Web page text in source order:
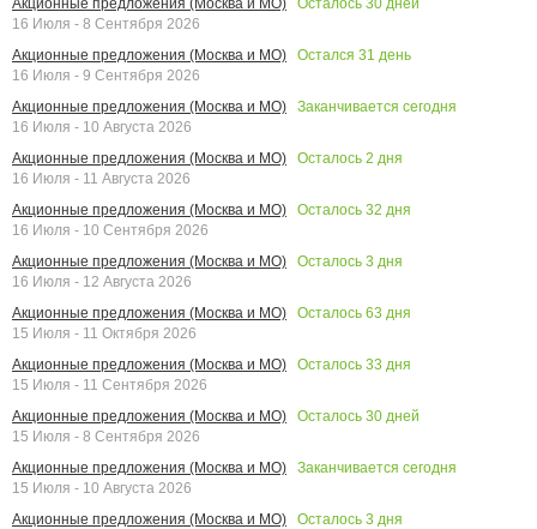
Акционные предложения (Москва и МО)
16 Июля - 8 Сентября 2026
Акционные предложения (Москва и МО)
Остался 31 день
16 Июля - 9 Сентября 2026
Акционные предложения (Москва и МО)
Заканчивается сегодня
16 Июля - 10 Августа 2026
Акционные предложения (Москва и МО)
Осталось 2 дня
16 Июля - 11 Августа 2026
Акционные предложения (Москва и МО)
Осталось 32 дня
16 Июля - 10 Сентября 2026
Акционные предложения (Москва и МО)
Осталось 3 дня
16 Июля - 12 Августа 2026
Акционные предложения (Москва и МО)
Осталось 63 дня
15 Июля - 11 Октября 2026
Акционные предложения (Москва и МО)
Осталось 33 дня
15 Июля - 11 Сентября 2026
Акционные предложения (Москва и МО)
Осталось 30 дней
15 Июля - 8 Сентября 2026
Акционные предложения (Москва и МО)
Заканчивается сегодня
15 Июля - 10 Августа 2026
Акционные предложения (Москва и МО)
Осталось 3 дня